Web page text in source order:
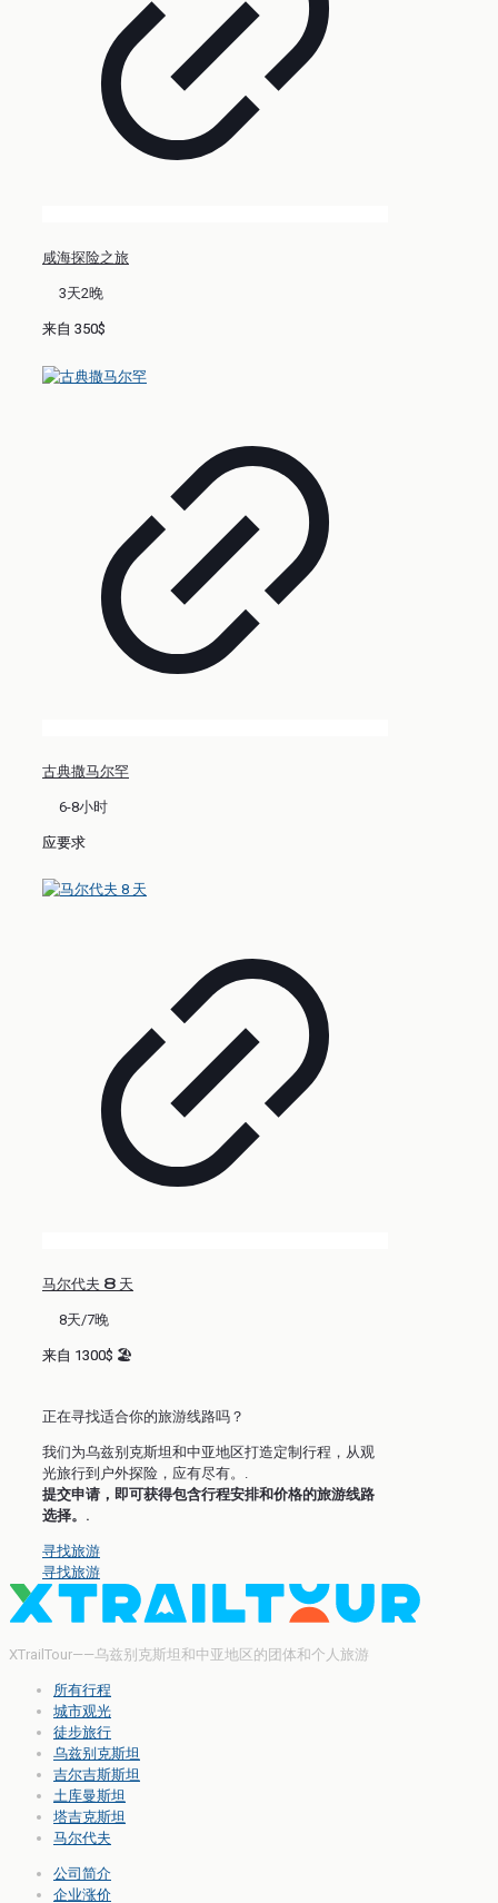
咸海探险之旅
3天2晚
来自 350$
古典撒马尔罕
6-8小时
应要求
马尔代夫 8 天
8天/7晚
来自 1300$ 🏖
正在寻找适合你的旅游线路吗？
我们为乌兹别克斯坦和中亚地区打造定制行程，从观
光旅行到户外探险，应有尽有。.
提交申请，即可获得包含行程安排和价格的旅游线路
选择。.
寻找旅游
寻找旅游
XTrailTour——乌兹别克斯坦和中亚地区的团体和个人旅游
所有行程
城市观光
徒步旅行
乌兹别克斯坦
吉尔吉斯斯坦
土库曼斯坦
塔吉克斯坦
马尔代夫
公司简介
企业涨价